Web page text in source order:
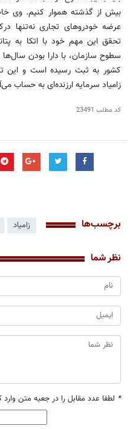
بیش از گذشته هموار کنیم. وی
عرضه خودرو‌های تجاری نه‌تنها
تحقق این مهم خود با اتکا به
سطوح سازمان، با دارا بودن
کشور به ثبت رسیده است و این
زامیاد سرمایه ارزنده‌ای به حساب
کد مطلب 23491
برچسب‌ها زامیاد
نظر شما
* لطفا عدد مقابل را در جعبه متن وارد